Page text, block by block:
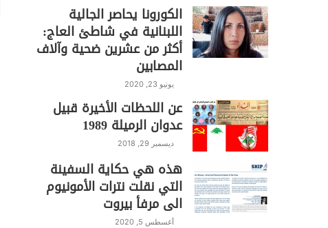
الكورونا يحاصر الجالية
اللبنانية في شاطئ العاج:
أكثر من عشرين ضحية وآلاف
المصابين
يونيو 23, 2020
عن اللحظات الأخيرة قبيل
عدوان الرميلة 1989
ديسمبر 29, 2018
هذه هي حكاية السفينة
التي نقلت نترات الأمونيوم
الى مرفأ بيروت
أغسطس 5, 2020